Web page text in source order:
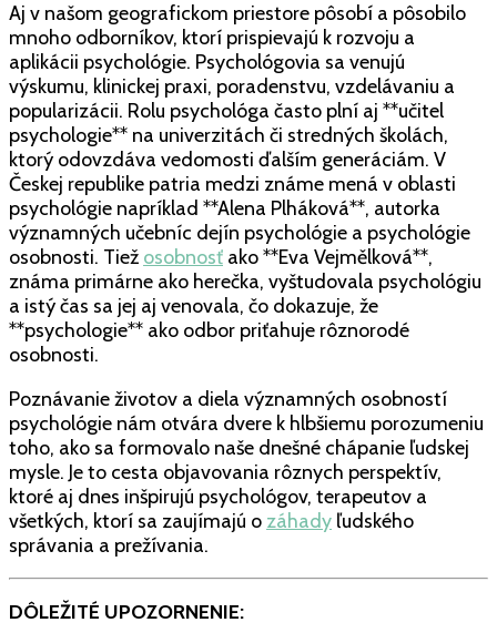
Aj v našom geografickom priestore pôsobí a pôsobilo
mnoho odborníkov, ktorí prispievajú k rozvoju a
aplikácii psychológie. Psychológovia sa venujú
výskumu, klinickej praxi, poradenstvu, vzdelávaniu a
popularizácii. Rolu psychológa často plní aj **učitel
psychologie** na univerzitách či stredných školách,
ktorý odovzdáva vedomosti ďalším generáciám. V
Českej republike patria medzi známe mená v oblasti
psychológie napríklad **Alena Plháková**, autorka
významných učebníc dejín psychológie a psychológie
osobnosti. Tiež osobnosť ako **Eva Vejmělková**,
známa primárne ako herečka, vyštudovala psychológiu
a istý čas sa jej aj venovala, čo dokazuje, že
**psychologie** ako odbor priťahuje rôznorodé
osobnosti.
Poznávanie životov a diela významných osobností
psychológie nám otvára dvere k hlbšiemu porozumeniu
toho, ako sa formovalo naše dnešné chápanie ľudskej
mysle. Je to cesta objavovania rôznych perspektív,
ktoré aj dnes inšpirujú psychológov, terapeutov a
všetkých, ktorí sa zaujímajú o záhady ľudského
správania a prežívania.
DÔLEŽITÉ UPOZORNENIE: